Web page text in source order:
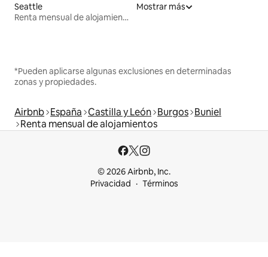
Seattle
Renta mensual de alojamientos
Mostrar más
*Pueden aplicarse algunas exclusiones en determinadas
zonas y propiedades.
Airbnb España Castilla y León Burgos Buniel
Renta mensual de alojamientos
© 2026 Airbnb, Inc.
Privacidad
Términos